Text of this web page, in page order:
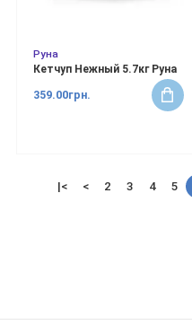
Руна
Кетчуп Нежный 5.7кг Руна
359.00грн.
|< < 2 3 4 5